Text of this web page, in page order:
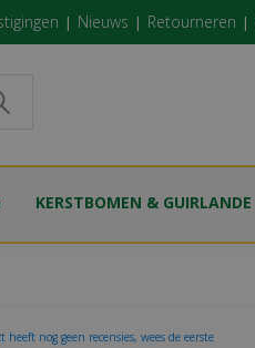
Nieuws Retourneren
KERSTBOMEN & GUIRLANDE
heeft nog geen recensies, wees de eerste